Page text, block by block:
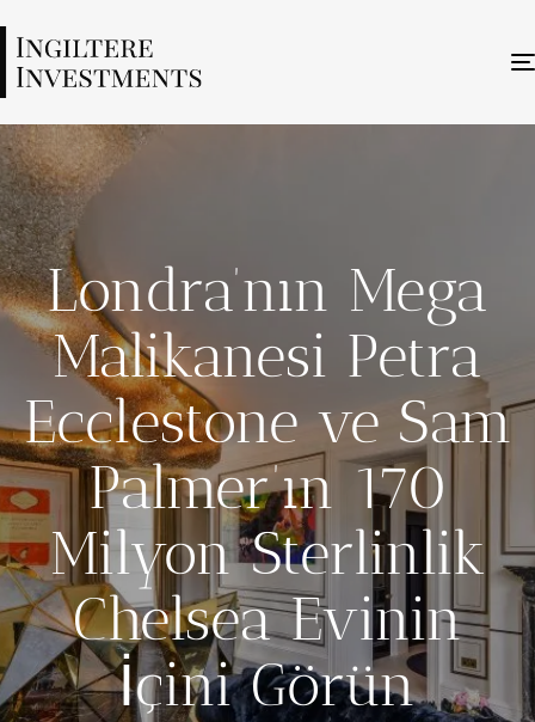
Londra’nın Mega
Malikanesi Petra
Ecclestone ve Sam
Palmer’ın 170
Milyon Sterlinlik
Chelsea Evinin
İçini Görün